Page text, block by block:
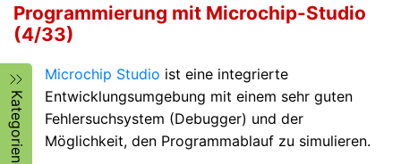
Programmierung mit Microchip-Studio
(4/33)
Kategorien
Microchip Studio ist eine integrierte
Entwicklungsumgebung mit einem sehr guten
Fehlersuchsystem (Debugger) und der
Möglichkeit, den Programmablauf zu simulieren.